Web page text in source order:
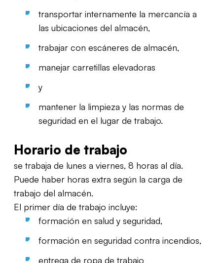
transportar internamente la mercancía a
las ubicaciones del almacén,
trabajar con escáneres de almacén,
manejar carretillas elevadoras
y
mantener la limpieza y las normas de
seguridad en el lugar de trabajo.
Horario de trabajo
se trabaja de lunes a viernes, 8 horas al día.
Puede haber horas extra según la carga de
trabajo del almacén.
El primer día de trabajo incluye:
formación en salud y seguridad,
formación en seguridad contra incendios,
entrega de ropa de trabajo